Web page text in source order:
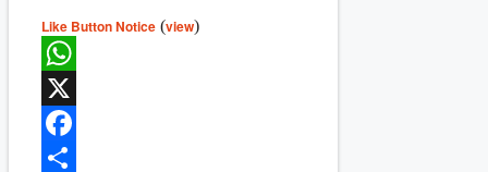
Like Button Notice (view)
WhatsApp
X
Facebook